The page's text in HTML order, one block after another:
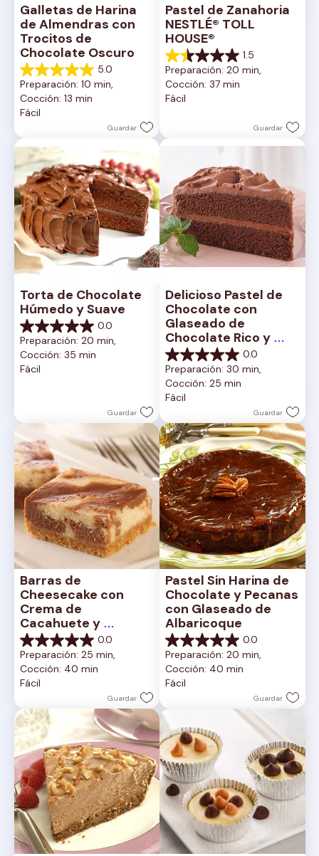
Galletas de Harina
de Almendras con
Trocitos de
Chocolate Oscuro
5.0
5.0
de
5
estrellas.
reseña
Preparación: 10 min,
Cocción: 13 min
Fácil
Guardar
Pastel de Zanahoria
NESTLÉ® TOLL
HOUSE®
1.5
1.5
de
5
estrellas.
Preparación: 20 min,
Cocción: 37 min
Fácil
Guardar
Torta de Chocolate
Húmedo y Suave
0.0
0.0
de
5
estrellas.
Preparación: 20 min,
Cocción: 35 min
Fácil
Guardar
Delicioso Pastel de
Chocolate con
Glaseado de
Chocolate Rico y
Cremoso
0.0
0.0
de
5
estrellas.
Preparación: 30 min,
Cocción: 25 min
Fácil
Guardar
Barras de
Cheesecake con
Crema de
Cacahuete y
Chocolate
0.0
0.0
de
5
estrellas.
Preparación: 25 min,
Cocción: 40 min
Fácil
Guardar
Pastel Sin Harina de
Chocolate y Pecanas
con Glaseado de
Albaricoque
0.0
0.0
de
5
estrellas.
Preparación: 20 min,
Cocción: 40 min
Fácil
Guardar